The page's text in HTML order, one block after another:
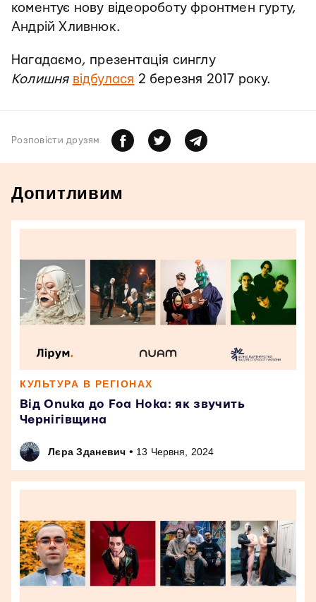
коментує нову відеороботу фронтмен гурту,
Андрій Хливнюк.
Нагадаємо, презентація синглу
Колишня відбулася 2 березня 2017 року.
Розповiсти друзям
Допитливим
КУЛЬТУРА В РЕГІОНАХ
Від Onuka до Foa Hoka: як звучить
Чернігівщина
Лєра Зданевич • 13 Червня, 2024